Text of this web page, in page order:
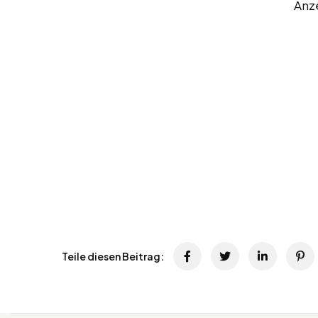
Teile diesen Beitrag: